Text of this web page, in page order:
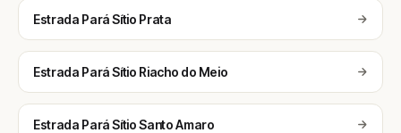
Estrada Pará Sítio Prata
Estrada Pará Sítio Riacho do Meio
Estrada Pará Sítio Santo Amaro